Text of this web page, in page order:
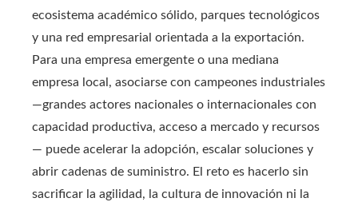
ecosistema académico sólido, parques tecnológicos
y una red empresarial orientada a la exportación.
Para una empresa emergente o una mediana
empresa local, asociarse con campeones industriales
—grandes actores nacionales o internacionales con
capacidad productiva, acceso a mercado y recursos
— puede acelerar la adopción, escalar soluciones y
abrir cadenas de suministro. El reto es hacerlo sin
sacrificar la agilidad, la cultura de innovación ni la